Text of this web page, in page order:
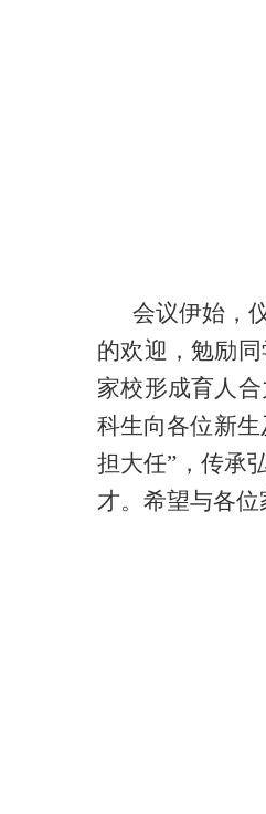
会议伊始，
的欢迎，勉励
家校形成育人
科生向各位新
担大任”，传承
才。希望与各